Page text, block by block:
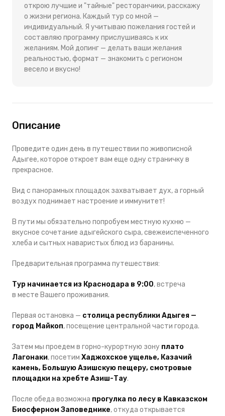
открою лучшие и "тайные" ресторанчики, расскажу
о жизни региона. Каждый тур со мной —
индивидуальный. Я учитываю пожелания гостей и
составляю программу прислушиваясь к их
желаниям. Мой допинг — делать ваши желания
реальностью, формат — знакомить с регионом
весело и вкусно!
Описание
Проведите один день в путешествии по живописной
Адыгее, которое откроет вам еще одну страничку в
прекрасное.
Вид с панорамных площадок захватывает дух, а горный
воздух поднимает настроение и иммунитет!
В пути мы обязательно попробуем местную кухню —
вкусное сочетание адыгейского сыра, свежеиспеченного
хлеба и сытных наваристых блюд из баранины.
Предварительная программа путешествия:
Тур начинается из Краснодара в 9:00, встреча
в месте Вашего проживания.
Первая остановка — столица республики Адыгея —
город Майкоп, посещение центральной части города.
Затем мы проедем в горно-курортную зону плато
Лагонаки, посетим Хаджохское ущелье, Казачий
камень, Большую Азишскую пещеру, смотровые
площадки на хребте Азиш-Тау.
После обеда возможна прогулка по лесу в Кавказском
Биосферном Заповеднике, откуда открывается